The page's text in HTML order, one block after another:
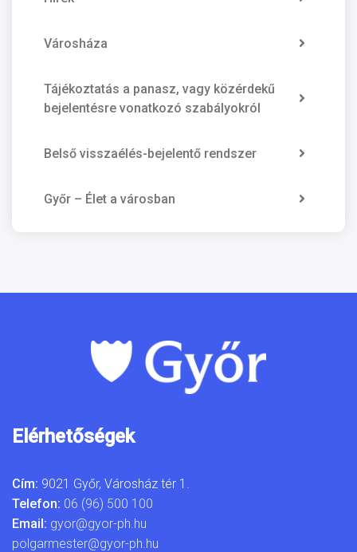
Városháza
Tájékoztatás a panasz, vagy közérdekű
bejelentésre vonatkozó szabályokról
Belső visszaélés-bejelentő rendszer
Győr – Élet a városban
Elérhetőségek
Cím: 9021 Győr, Városház tér 1.
Telefon: 06 (96) 500 100
Email: gyor@gyor-ph.hu
polgarmester@gyor-ph.hu